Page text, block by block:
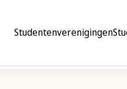
Studentenverenigingen